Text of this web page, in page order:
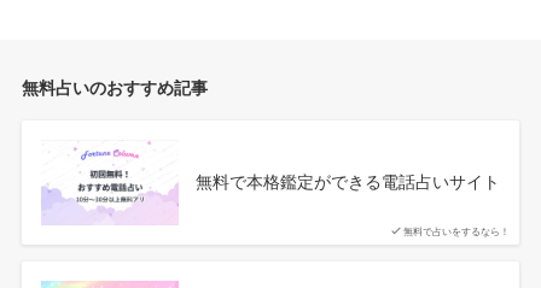
無料占いのおすすめ記事
無料で占いをするなら！
無料で本格鑑定ができる電話占いサイト